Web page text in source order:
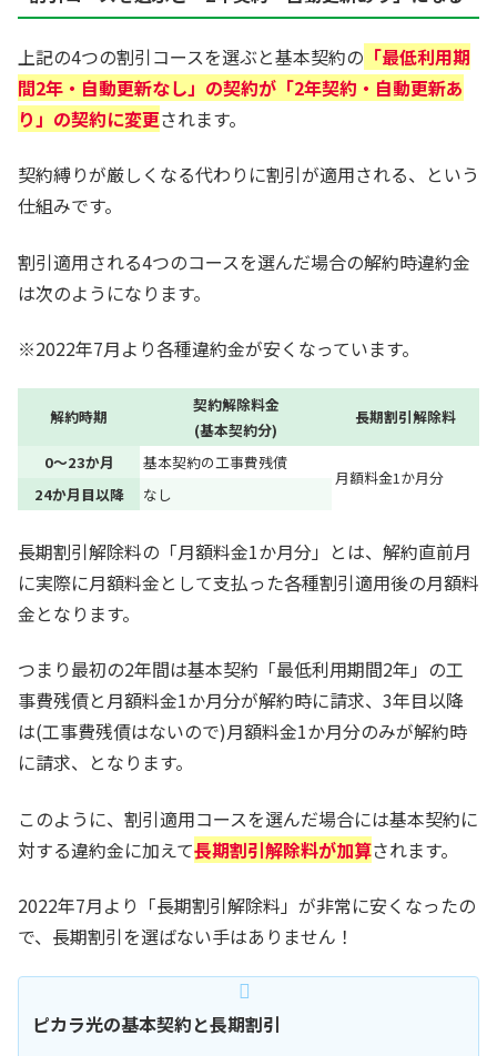
上記の4つの割引コースを選ぶと基本契約の 「最低利用期
間2年・自動更新なし」の契約が「2年契約・自動更新あ
り」の契約に変更されます。
契約縛りが厳しくなる代わりに割引が適用される、という
仕組みです。
割引適用される4つのコースを選んだ場合の解約時違約金
は次のようになります。
※2022年7月より各種違約金が安くなっています。
解約時期
契約解除料金
(基本契約分)
長期割引解除料
0～23か月 基本契約の工事費残債
月額料金1か月分
24か月目以降 なし
長期割引解除料の「月額料金1か月分」とは、解約直前月
に実際に月額料金として支払った各種割引適用後の月額料
金となります。
つまり最初の2年間は基本契約「最低利用期間2年」の工
事費残債と月額料金1か月分が解約時に請求、3年目以降
は(工事費残債はないので)月額料金1か月分のみが解約時
に請求、となります。
このように、割引適用コースを選んだ場合には基本契約に
対する違約金に加えて長期割引解除料が加算されます。
2022年7月より「長期割引解除料」が非常に安くなったの
で、長期割引を選ばない手はありません！
ピカラ光の基本契約と長期割引